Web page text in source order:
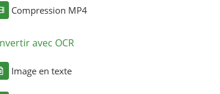
Compression MP4
avec OCR
Image en texte